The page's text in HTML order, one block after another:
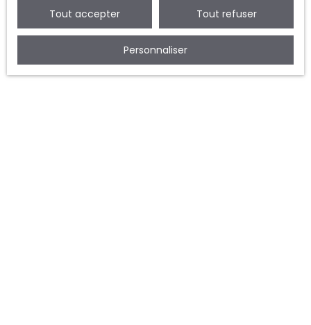
Sélection de biens cohérents avec le budget réel
Conseil stratégique sur la négociation
Mise en relation avec des partenaires financiers
Tout accepter Tout refuser
Personnaliser